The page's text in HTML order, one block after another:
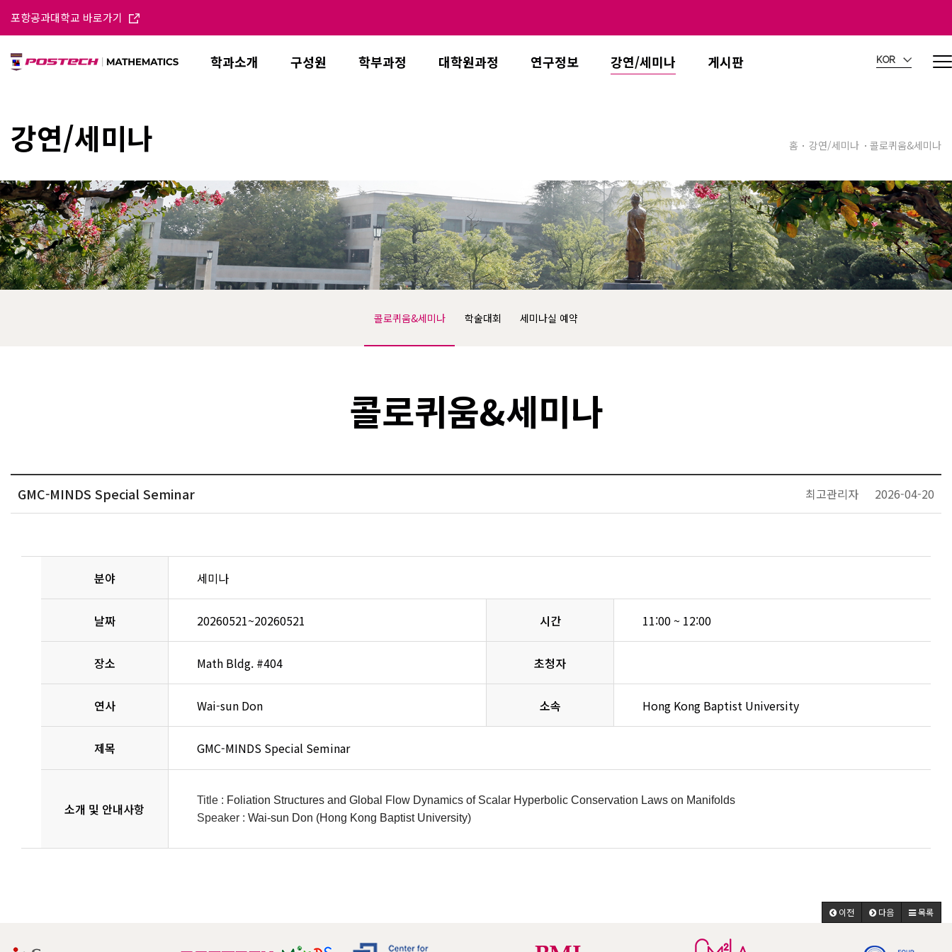
포항공과대학교 바로가기
학과소개 구성원 학부과정 대학원과정 연구정보 강연/세미나 게시판 KOR
강연/세미나 홈 강연/세미나 콜로퀴움&세미나
콜로퀴움&세미나 학술대회 세미나실 예약
콜로퀴움&세미나
GMC-MINDS Special Seminar 최고관리자 2026-04-20
분야 세미나
날짜 20260521~20260521 시간 11:00~ 12:00
장소 Math Bldg. #404 초청자
연사 Wai-sun Don 소속 Hong Kong Baptist University
제목 GMC-MINDS Special Seminar
소개 및 안내사항
Title : Foliation Structures and Global Flow Dynamics of Scalar Hyperbolic Conservation Laws on Manifolds
Speaker : Wai-sun Don (Hong Kong Baptist University)
이전 다음 목록